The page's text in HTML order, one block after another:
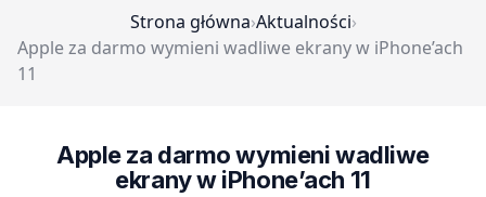
Strona główna›Aktualności›
Apple za darmo wymieni wadliwe ekrany w iPhone’ach
11
Apple za darmo wymieni wadliwe
ekrany w iPhone’ach 11